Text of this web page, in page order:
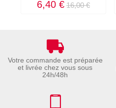
6,40 € 16,00 €
Votre commande est préparée
et livrée chez vous sous
24h/48h